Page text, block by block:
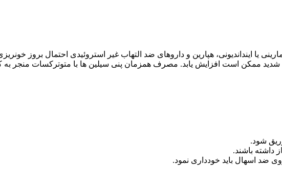
یا اینداندیونی، هپارین و داروهای ضد التهاب غیر استروئیدی احتمال بروز
شدید ممکن است افزایش یابد. مصرف همزمان پنی سیلین ها با متوترکسات منجر